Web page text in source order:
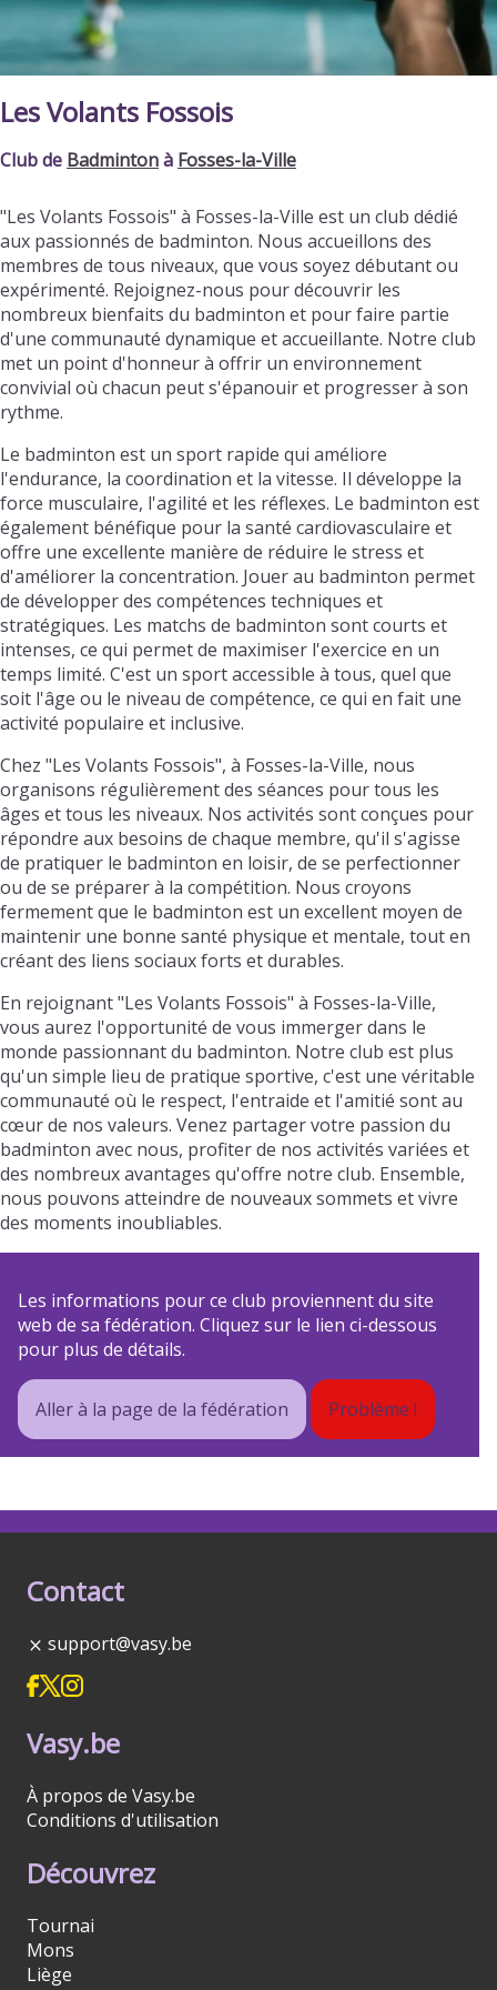
Les Volants Fossois
Club de Badmintonà Fosses-la-Ville
"Les Volants Fossois" à Fosses-la-Ville est un club dédié
aux passionnés de badminton. Nous accueillons des
membres de tous niveaux, que vous soyez débutant ou
expérimenté. Rejoignez-nous pour découvrir les
nombreux bienfaits du badminton et pour faire partie
d'une communauté dynamique et accueillante. Notre club
met un point d'honneur à offrir un environnement
convivial où chacun peut s'épanouir et progresser à son
rythme.
Le badminton est un sport rapide qui améliore
l'endurance, la coordination et la vitesse. Il développe la
force musculaire, l'agilité et les réflexes. Le badminton est
également bénéfique pour la santé cardiovasculaire et
offre une excellente manière de réduire le stress et
d'améliorer la concentration. Jouer au badminton permet
de développer des compétences techniques et
stratégiques. Les matchs de badminton sont courts et
intenses, ce qui permet de maximiser l'exercice en un
temps limité. C'est un sport accessible à tous, quel que
soit l'âge ou le niveau de compétence, ce qui en fait une
activité populaire et inclusive.
Chez "Les Volants Fossois", à Fosses-la-Ville, nous
organisons régulièrement des séances pour tous les
âges et tous les niveaux. Nos activités sont conçues pour
répondre aux besoins de chaque membre, qu'il s'agisse
de pratiquer le badminton en loisir, de se perfectionner
ou de se préparer à la compétition. Nous croyons
fermement que le badminton est un excellent moyen de
maintenir une bonne santé physique et mentale, tout en
créant des liens sociaux forts et durables.
En rejoignant "Les Volants Fossois" à Fosses-la-Ville,
vous aurez l'opportunité de vous immerger dans le
monde passionnant du badminton. Notre club est plus
qu'un simple lieu de pratique sportive, c'est une véritable
communauté où le respect, l'entraide et l'amitié sont au
cœur de nos valeurs. Venez partager votre passion du
badminton avec nous, profiter de nos activités variées et
des nombreux avantages qu'offre notre club. Ensemble,
nous pouvons atteindre de nouveaux sommets et vivre
des moments inoubliables.
Les informations pour ce club proviennent du site
web de sa fédération. Cliquez sur le lien ci-dessous
pour plus de détails.
Aller à la page de la fédération Problème !
Contact
support@vasy.be
Vasy.be
À propos de Vasy.be
Conditions d'utilisation
Découvrez
Tournai
Mons
Liège